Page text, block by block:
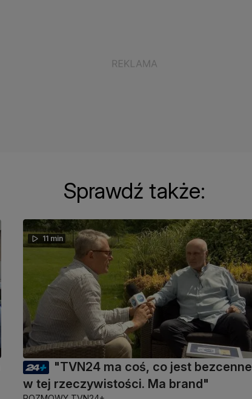
Sprawdź także:
11 min
"TVN24 ma coś, co jest bezcenne
w tej rzeczywistości. Ma brand"